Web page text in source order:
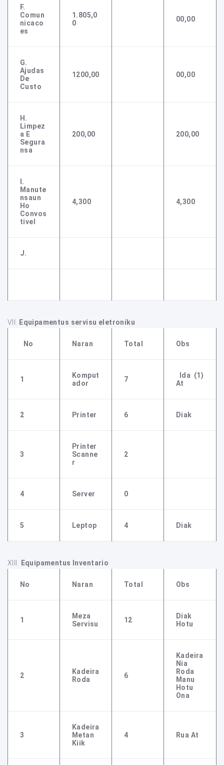
F.
Comun
Nicaco
Es
1.805,0
0
00,00
G.
Ajudas
De
Custo
1200,00 00,00
H.
Limpez
A E
Segura
Nsa
200,00 200,00
I.
Manute
Nsaun
Ho
Convos
Tivel
4,300 4,300
J.
VII. Equipamentus servisu eletroniku
No Naran Total Obs
1
Komput
Ador
7
Ida (1)
At
2 Printer 6 Diak
3
Printer
Scanne
R
2
4 Server 0
5 Leptop 4 Diak
XIII. Equipamentus Inventario
No Naran Total Obs
1
Meza
Servisu
12
Diak
Hotu
2
Kadeira
Roda
6
Kadeira
Nia
Roda
Manu
Hotu
Ona
3
Kadeira
Metan
Kiik
4 Rua At